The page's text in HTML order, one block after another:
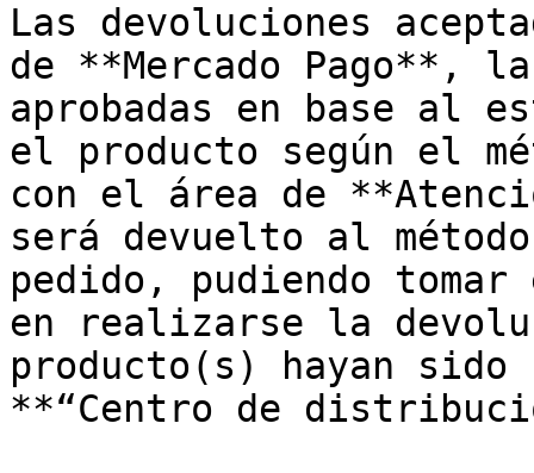
Las devoluciones
de **Mercado Pago**,
aprobadas en base al
el producto según el
con el área de
será devuelto al
pedido, pudiendo
en realizarse la
producto(s) hayan sido